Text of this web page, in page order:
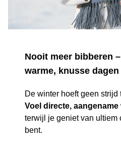
Nooit meer bibberen
warme, knusse
De winter hoeft geen strijd
Voel directe, aangename
terwijl je geniet van ultiem
bent.